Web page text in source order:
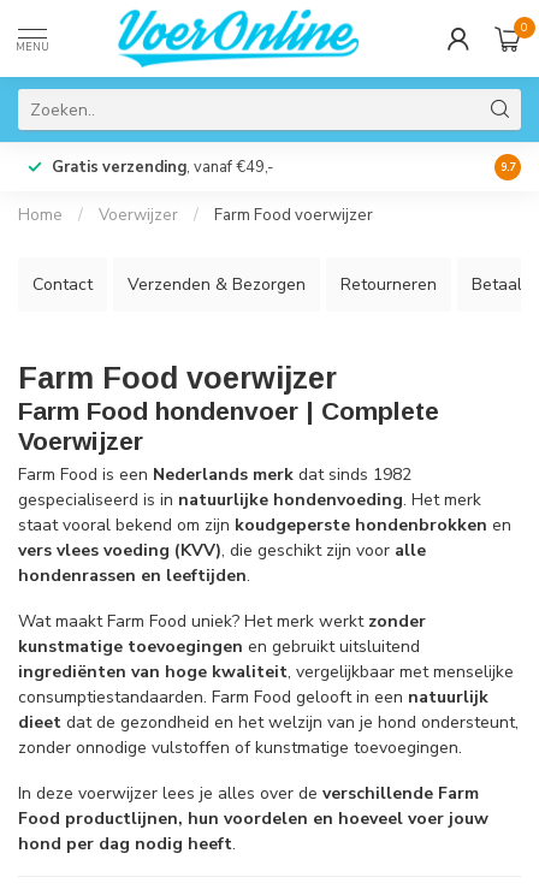
MENU
0
Gratis verzending, vanaf €49,- 9.7
Home / Voerwijzer / Farm Food voerwijzer
Contact Verzenden & Bezorgen Retourneren
Farm Food voerwijzer
Farm Food hondenvoer | Complete
Voerwijzer
Farm Food is een Nederlands merk dat sinds 1982
gespecialiseerd is in natuurlijke hondenvoeding. Het merk
staat vooral bekend om zijn koudgeperste hondenbrokken en
vers vlees voeding (KVV), die geschikt zijn voor alle
hondenrassen en leeftijden.
Wat maakt Farm Food uniek? Het merk werkt zonder
kunstmatige toevoegingen en gebruikt uitsluitend
ingrediënten van hoge kwaliteit, vergelijkbaar met menselijke
consumptiestandaarden. Farm Food gelooft in een natuurlijk
dieet dat de gezondheid en het welzijn van je hond ondersteunt,
zonder onnodige vulstoffen of kunstmatige toevoegingen.
In deze voerwijzer lees je alles over de verschillende Farm
Food productlijnen, hun voordelen en hoeveel voer jouw
hond per dag nodig heeft.